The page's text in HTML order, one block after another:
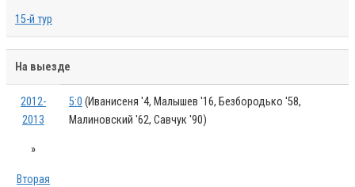
15-й тур
На выезде
2012-
2013
»
Вторая
5:0 (Иванисеня '4, Малышев '16, Безбородько '58,
Малиновский '62, Савчук '90)